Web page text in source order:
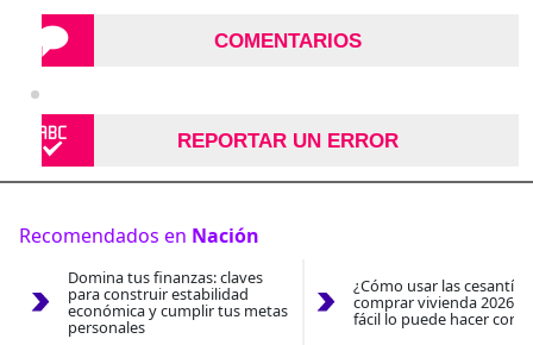
COMENTARIOS
REPORTAR UN ERROR
Recomendados en Nación
Domina tus finanzas: claves
para construir estabilidad
económica y cumplir tus metas
personales
¿Cómo usar las
comprar vivienda 2026?
fácil lo puede hacer con